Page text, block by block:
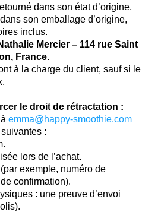
dans son état d’origine,
son emballage d’origine,
inclus.
Mercier – 114 rue Saint
France.
à la charge du client, sauf si le
le droit de rétractation :
emma@happy-smoothie.com
:
lors de l’achat.
exemple, numéro de
confirmation).
: une preuve d’envoi